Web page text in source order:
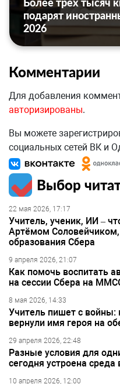
подарят
2026
Комментарии
Для добавления
авторизированы.
Вы можете
социальных сетей ВК и
Выбор
22 мая 2026, 17:17
Учитель, ученик, ИИ –
Артёмом
образования Сбера
9 апреля 2026, 21:07
Как помочь воспитать
на сессии Сбера на
8 мая 2026, 14:33
Учитель пишет с войны:
вернули имя героя на
29 апреля 2026, 22:48
Разные условия для
сегодня устроена среда
10 апреля 2026, 12:00